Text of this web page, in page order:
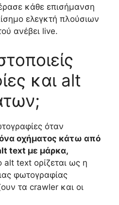
κάθε επισήμανση
ελεγκτή πλούσιων
ανέβει live.
και alt
όταν
οχήματος κάτω από
text με μάρκα,
alt text ορίζεται ως η
φωτογραφίας
τα crawler και οι